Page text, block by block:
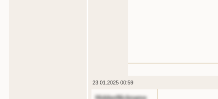
23.01.2025 00:59